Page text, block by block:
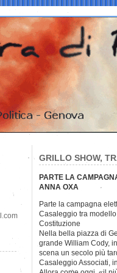
GRILLO SHOW,
PARTE LA
ANNA OXA
Parte la campagna
Casaleggio tra
Costituzione
Nella bella piazza di
grande William Cody,
scena un secolo più
Casaleggio Associati,